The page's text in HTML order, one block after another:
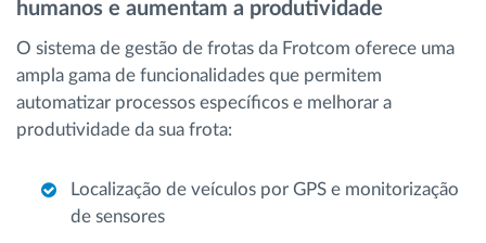
humanos e aumentam a produtividade
O sistema de gestão de frotas da Frotcom oferece uma
ampla gama de funcionalidades que permitem
automatizar processos específicos e melhorar a
produtividade da sua frota:
Localização de veículos por GPS e monitorização
de sensores